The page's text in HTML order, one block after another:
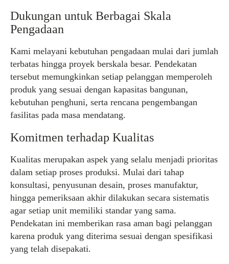
Dukungan untuk Berbagai Skala
Pengadaan
Kami melayani kebutuhan pengadaan mulai dari jumlah
terbatas hingga proyek berskala besar. Pendekatan
tersebut memungkinkan setiap pelanggan memperoleh
produk yang sesuai dengan kapasitas bangunan,
kebutuhan penghuni, serta rencana pengembangan
fasilitas pada masa mendatang.
Komitmen terhadap Kualitas
Kualitas merupakan aspek yang selalu menjadi prioritas
dalam setiap proses produksi. Mulai dari tahap
konsultasi, penyusunan desain, proses manufaktur,
hingga pemeriksaan akhir dilakukan secara sistematis
agar setiap unit memiliki standar yang sama.
Pendekatan ini memberikan rasa aman bagi pelanggan
karena produk yang diterima sesuai dengan spesifikasi
yang telah disepakati.